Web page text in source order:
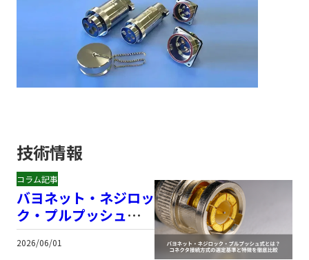
技術情報
コラム記事
バヨネット・ネジロッ
ク・プルプッシュ式と
は？コネクタ接続方式
の選定基準と特徴を徹
2026/06/01